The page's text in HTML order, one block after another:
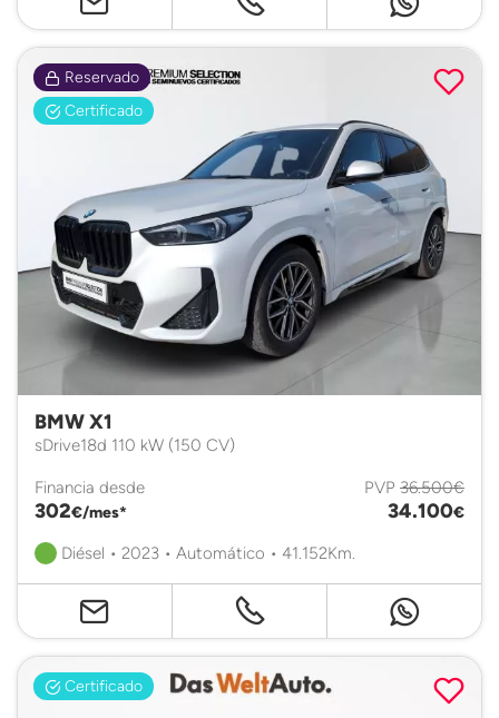
Reservado
Certificado
BMW X1
sDrive18d 110 kW (150 CV)
Financia desde
302€/mes*
PVP 36.500€
34.100€
Diésel • 2023 • Automático • 41.152Km.
Certificado